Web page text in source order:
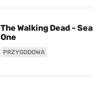
The Walking Dead -
One
PRZYGODOWA